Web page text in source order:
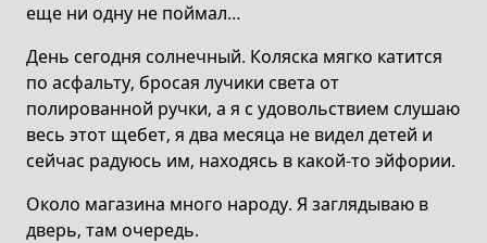
еще ни одну не поймал…
День сегодня солнечный. Коляска мягко катится
по асфальту, бросая лучики света от
полированной ручки, а я с удовольствием слушаю
весь этот щебет, я два месяца не видел детей и
сейчас радуюсь им, находясь в какой-то эйфории.
Около магазина много народу. Я заглядываю в
дверь, там очередь.